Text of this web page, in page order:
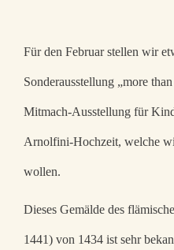
Für den Februar stellen wir
Sonderausstellung „more
Mitmach-Ausstellung für
Arnolfini-Hochzeit, welche
wollen.
Dieses Gemälde des
1441) von 1434 ist sehr